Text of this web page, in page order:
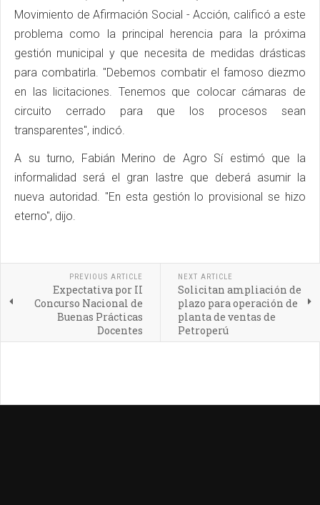
Movimiento de Afirmación Social - Acción, calificó a este
problema como la principal herencia para la próxima
gestión municipal y que necesita de medidas drásticas
para combatirla. "Debemos combatir el famoso diezmo
en las licitaciones. Tenemos que colocar cámaras de
circuito cerrado para que los procesos sean
transparentes", indicó.
A su turno, Fabián Merino de Agro Sí estimó que la
informalidad será el gran lastre que deberá asumir la
nueva autoridad. "En esta gestión lo provisional se hizo
eterno", dijo.
PREVIOUS ARTICLE
Expectativa por II
Concurso Nacional de
Buenas Prácticas
Docentes
NEXT ARTICLE
Solicitan ampliación de
plazo para operación de
planta de ventas de
Petroperú